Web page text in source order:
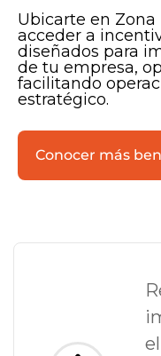
sectores
Ubicarte en Zona
acceder a
diseñados para
de tu empresa,
facilitando
estratégico.
Conocer más